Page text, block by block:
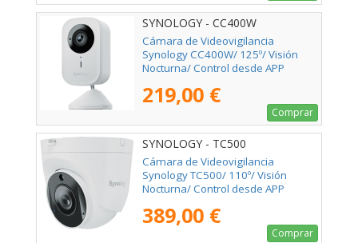
SYNOLOGY - CC400W
Cámara de Videovigilancia
Synology CC400W/ 125º/ Visión
Nocturna/ Control desde APP
219,00 €
Comprar
SYNOLOGY - TC500
Cámara de Videovigilancia
Synology TC500/ 110º/ Visión
Nocturna/ Control desde APP
389,00 €
Comprar